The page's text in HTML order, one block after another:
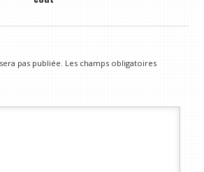
pas publiée. Les champs obligatoires